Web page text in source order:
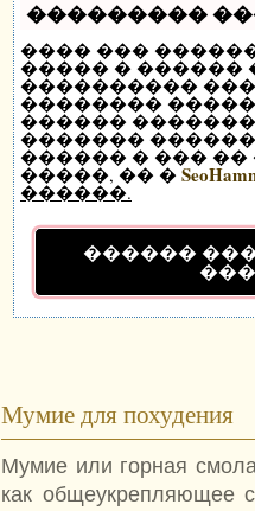
���������
���� ���
����� � ������
����������
��������
������
������� ������
������ � ��� ��
�����, �� �
������.
������
Мумие для похудения
Мумие или горная
как общеукрепляющее